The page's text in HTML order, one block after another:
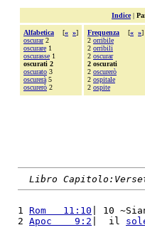
Indice|
Alfabetica [« »]
oscurar2
oscurare 1
oscurasse 1
oscurati 2
oscurato 3
oscurerà 5
oscurerò 2
Frequenza [« »]
2 orribile
2 orribili
2 oscurar
2 oscurati
2 oscurerò
2 ospitale
2 ospite
Libro
1 Rom   11:10 | 10
2 Apoc    9:2 |  il